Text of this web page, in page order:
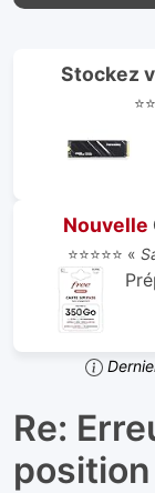
Stockez
Nouvelle
⭐⭐⭐⭐⭐ «
Re:
position